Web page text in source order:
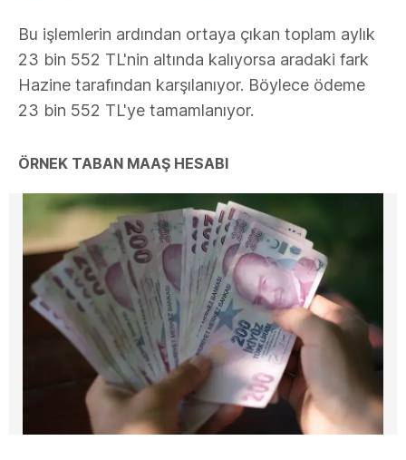
Bu işlemlerin ardından ortaya çıkan toplam aylık
23 bin 552 TL'nin altında kalıyorsa aradaki fark
Hazine tarafından karşılanıyor. Böylece ödeme
23 bin 552 TL'ye tamamlanıyor.
ÖRNEK TABAN MAAŞ HESABI